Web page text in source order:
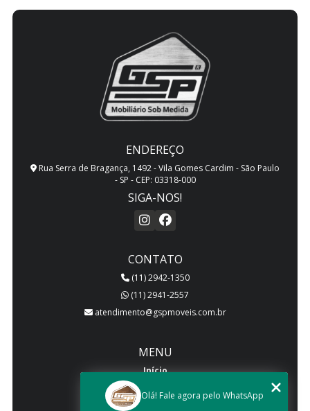
ENDEREÇO
Rua Serra de Bragança, 1492 - Vila Gomes Cardim - São Paulo
- SP - CEP: 03318-000
SIGA-NOS!
CONTATO
(11) 2942-1350
(11) 2941-2557
atendimento@gspmoveis.com.br
MENU
Início
Quem somos
Olá! Fale agora pelo WhatsApp